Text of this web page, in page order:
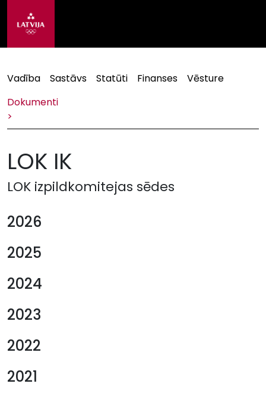
Vadība Sastāvs Statūti Finanses
Vēsture
Dokumenti
>
LOK IK
LOK izpildkomitejas sēdes
2026
2025
2024
2023
2022
2021